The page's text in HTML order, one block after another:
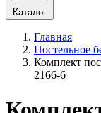
Каталог
Главная
Постельное
Комплект
2166-6